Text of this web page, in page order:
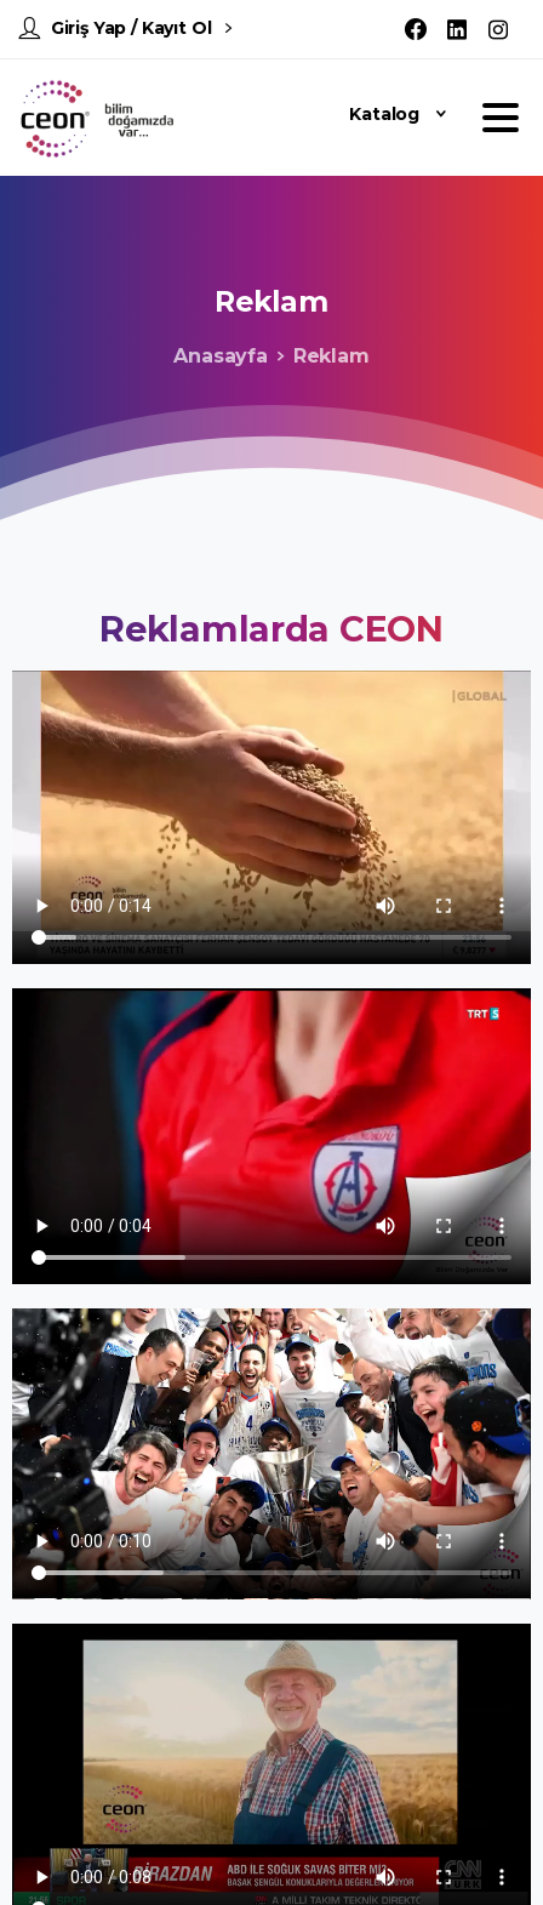
Giriş Yap / Kayıt Ol
Katalog
Reklam
Anasayfa Reklam
Reklamlarda CEON